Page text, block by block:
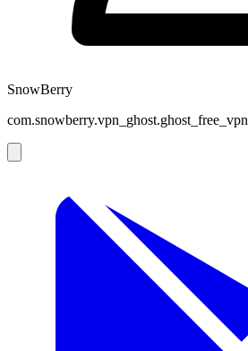
SnowBerry
com.snowberry.vpn_ghost.ghost_free_vpn